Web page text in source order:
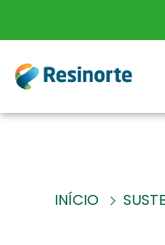
INÍCIO